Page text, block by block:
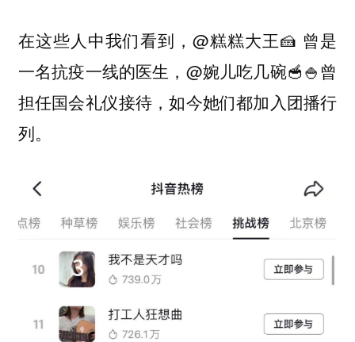
在这些人中我们看到，@糕糕大王🍰 曾是
一名抗疫一线的医生，@婉儿吃几碗🥣🍚曾
担任国会礼仪接待，如今她们都加入团播行
列。